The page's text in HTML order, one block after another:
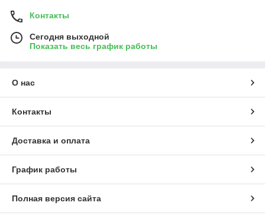
Контакты
Сегодня выходной
Показать весь график работы
О нас
Контакты
Доставка и оплата
График работы
Полная версия сайта